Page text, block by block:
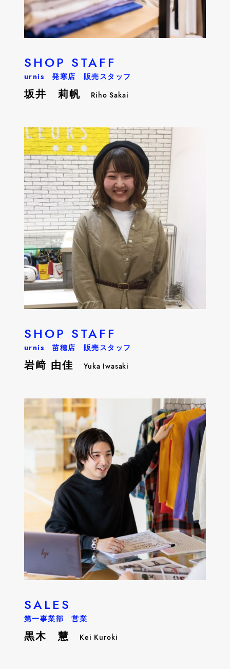
SHOP STAFF
urnis 発寒店 販売スタッフ
坂井 莉帆 Riho Sakai
SHOP STAFF
urnis 苗穂店 販売スタッフ
岩﨑 由佳 Yuka Iwasaki
SALES
第一事業部 営業
黒木 慧 Kei Kuroki